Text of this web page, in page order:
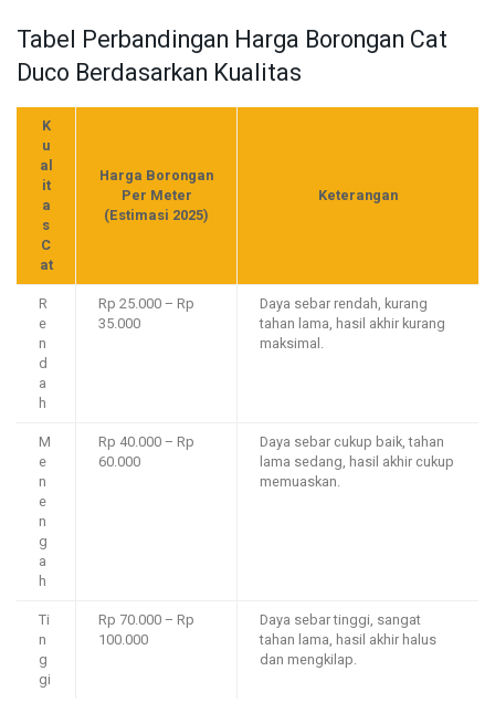
Tabel Perbandingan Harga Borongan Cat
Duco Berdasarkan Kualitas
K
u
al
it
a
s
C
at
Harga Borongan
Per Meter
(Estimasi 2025)
Keterangan
R
e
n
d
a
h
Rp 25.000 – Rp
35.000
Daya sebar rendah, kurang
tahan lama, hasil akhir kurang
maksimal.
M
e
n
e
n
g
a
h
Rp 40.000 – Rp
60.000
Daya sebar cukup baik, tahan
lama sedang, hasil akhir cukup
memuaskan.
Ti
n
g
gi
Rp 70.000 – Rp
100.000
Daya sebar tinggi, sangat
tahan lama, hasil akhir halus
dan mengkilap.